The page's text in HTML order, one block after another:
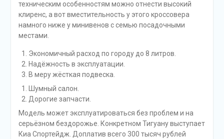
техническим особенностям можно отнести высокий
клиренс, а вот вместительность у этого кроссовера
намного ниже у минивенов с семью посадочными
местами.
Экономичный расход по городу до 8 литров.
Надёжность в эксплуатации.
В меру жёсткая подвеска.
Шумный салон.
Дорогие запчасти.
Модель может эксплуатироваться без проблем и на
серьёзном бездорожье. Конкретном Тигуану выступает
Киа Спортейдж. Доплатив всего 300 тысяч рублей